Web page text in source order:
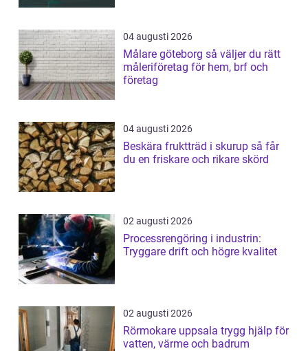
04 augusti 2026
Målare göteborg så väljer du rätt
måleriföretag för hem, brf och
företag
04 augusti 2026
Beskära fruktträd i skurup så får
du en friskare och rikare skörd
02 augusti 2026
Processrengöring i industrin:
Tryggare drift och högre kvalitet
02 augusti 2026
Rörmokare uppsala trygg hjälp för
vatten, värme och badrum